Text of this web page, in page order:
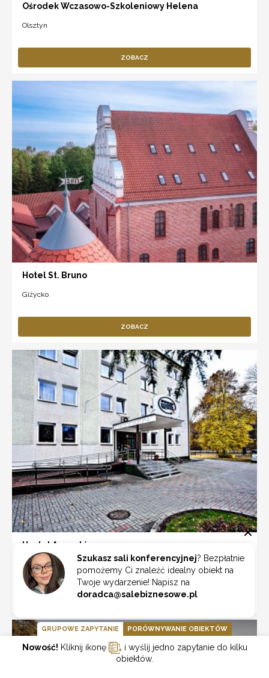
Ośrodek Wczasowo-Szkoleniowy Helena
Olsztyn
ZOBACZ
Hotel St. Bruno
Giżycko
ZOBACZ
Hostel Augustów
Augustów
ZOBACZ
Szukasz sali konferencyjnej? Bezpłatnie
pomożemy Ci znaleźć idealny obiekt na
Twoje wydarzenie! Napisz na
doradca@salebiznesowe.pl
GRUPOWE ZAPYTANIE PORÓWNYWANIE OBIEKTÓW
Nowość! Kliknij ikonę
i wyślij jedno zapytanie do kilku
obiektów.